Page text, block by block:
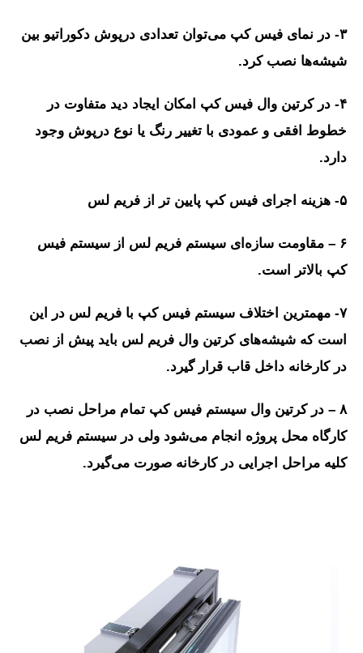
۳- در نمای فیس کپ می‌توان تعدادی درپوش دکوراتیو بین
شیشه‌ها نصب کرد.
۴- در کرتین وال فیس کپ امکان ایجاد دید متفاوت در
خطوط افقی و عمودی با تغییر رنگ یا نوع درپوش وجود
دارد.
۵- هزینه اجرای فیس کپ پایین تر از فریم لس
۶ – مقاومت سازه‌ای سیستم فریم لس از سیستم فیس
کپ بالاتر است.
۷- مهمترین اختلاف سیستم فیس کپ با فریم لس در این
است که شیشه‌های کرتین وال فریم لس باید پیش از نصب
در کارخانه داخل قاب قرار گیرد.
۸ – در کرتین وال سیستم فیس کپ تمام مراحل نصب در
کارگاه محل پروژه انجام می‌شود ولی در سیستم فریم لس
کلیه مراحل اجرایی در کارخانه صورت می‌گیرد.